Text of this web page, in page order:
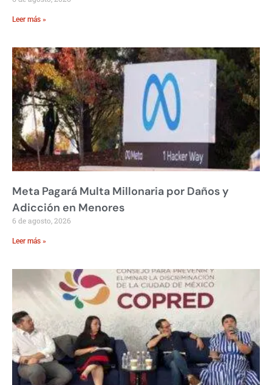
Leer más »
Meta Pagará Multa Millonaria por Daños y
Adicción en Menores
6 de agosto, 2026
Leer más »